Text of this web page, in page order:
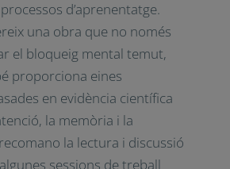
definitiva, esdevé una guia